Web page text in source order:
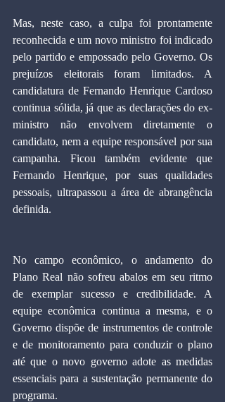
Mas, neste caso, a culpa foi prontamente
reconhecida e um novo ministro foi indicado
pelo partido e empossado pelo Governo. Os
prejuízos eleitorais foram limitados. A
candidatura de Fernando Henrique Cardoso
continua sólida, já que as declarações do ex-
ministro não envolvem diretamente o
candidato, nem a equipe responsável por sua
campanha. Ficou também evidente que
Fernando Henrique, por suas qualidades
pessoais, ultrapassou a área de abrangência
definida.
No campo econômico, o andamento do
Plano Real não sofreu abalos em seu ritmo
de exemplar sucesso e credibilidade. A
equipe econômica continua a mesma, e o
Governo dispõe de instrumentos de controle
e de monitoramento para conduzir o plano
até que o novo governo adote as medidas
essenciais para a sustentação permanente do
programa.